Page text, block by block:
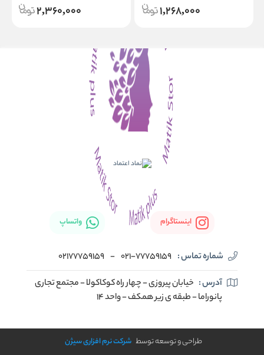
1,268,000
2,360,000
اینستاگرام واتساپ
شماره تماس : 021-77759159
-
02177759159
آدرس : خیابان پیروزی - چهار راه کوکاکولا - مجتمع تجاری
پانوراما - طبقه ی زیر همکف - واحد 14
طراحی و توسعه توسط شرکت نرم افزاری سیژن